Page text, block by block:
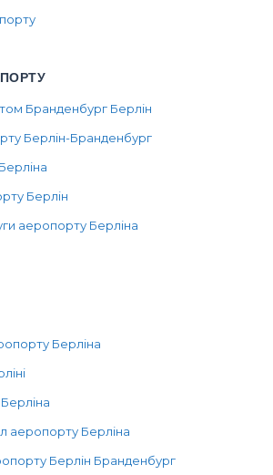
Бранденбург Берлін
Берлін-Бранденбург
Берлін
аеропорту Берліна
Берліна
аеропорту Берліна
Берлін Бранденбург